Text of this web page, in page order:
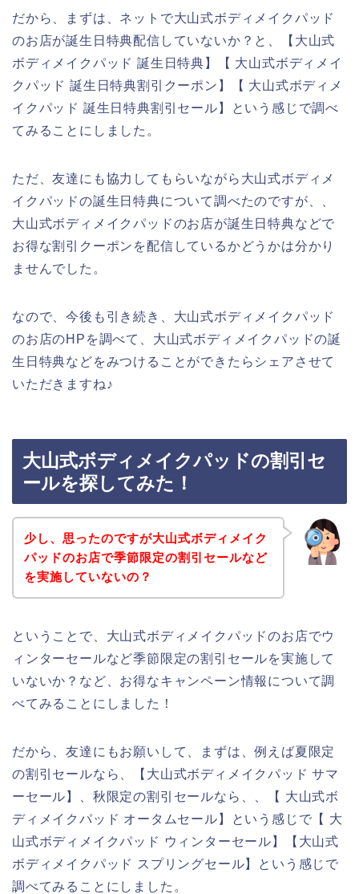
だから、まずは、ネットで大山式ボディメイクパッド
のお店が誕生日特典配信していないか？と、【大山式
ボディメイクパッド 誕生日特典】【 大山式ボディメイ
クパッド 誕生日特典割引クーポン】【 大山式ボディメ
イクパッド 誕生日特典割引セール】という感じで調べ
てみることにしました。
ただ、友達にも協力してもらいながら大山式ボディメ
イクパッドの誕生日特典について調べたのですが、、
大山式ボディメイクパッドのお店が誕生日特典などで
お得な割引クーポンを配信しているかどうかは分かり
ませんでした。
なので、今後も引き続き、大山式ボディメイクパッド
のお店のHPを調べて、大山式ボディメイクパッドの誕
生日特典などをみつけることができたらシェアさせて
いただきますね♪
大山式ボディメイクパッドの割引セ
ールを探してみた！
少し、思ったのですが大山式ボディメイク
パッドのお店で季節限定の割引セールなど
を実施していないの？
ということで、大山式ボディメイクパッドのお店でウ
ィンターセールなど季節限定の割引セールを実施して
いないか？など、お得なキャンペーン情報について調
べてみることにしました！
だから、友達にもお願いして、まずは、例えば夏限定
の割引セールなら、【大山式ボディメイクパッド サマ
ーセール】、秋限定の割引セールなら、、【 大山式ボ
ディメイクパッド オータムセール】という感じで【 大
山式ボディメイクパッド ウィンターセール】【大山式
ボディメイクパッド スプリングセール】という感じで
調べてみることにしました。